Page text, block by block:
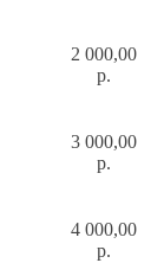
2 000,00
р.
3 000,00
р.
4 000,00
р.